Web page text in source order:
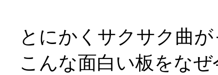
とにかくサクサク曲
こんな面白い板をな